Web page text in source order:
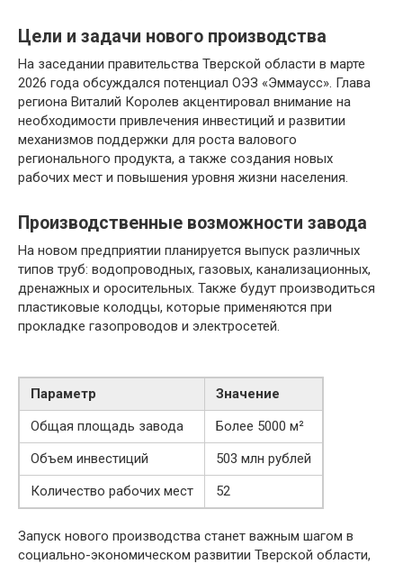
Цели и задачи нового производства
На заседании правительства Тверской области в марте
2026 года обсуждался потенциал ОЭЗ «Эммаусс». Глава
региона Виталий Королев акцентировал внимание на
необходимости привлечения инвестиций и развитии
механизмов поддержки для роста валового
регионального продукта, а также создания новых
рабочих мест и повышения уровня жизни населения.
Производственные возможности завода
На новом предприятии планируется выпуск различных
типов труб: водопроводных, газовых, канализационных,
дренажных и оросительных. Также будут производиться
пластиковые колодцы, которые применяются при
прокладке газопроводов и электросетей.
Параметр
Значение
Общая площадь завода
Более 5000 м²
Объем инвестиций
503 млн рублей
Количество рабочих мест
52
Запуск нового производства станет важным шагом в
социально-экономическом развитии Тверской области,